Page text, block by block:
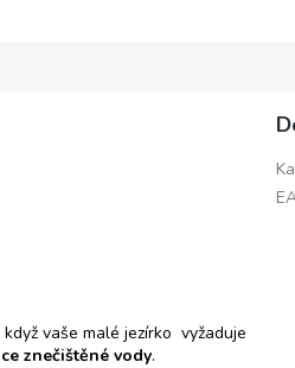
vaše malé jezírko vyžaduje
znečištěné vody.